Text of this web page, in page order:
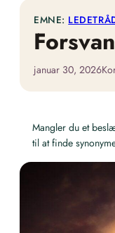
EMNE:
januar 30, 2026
Mangler du et
til at finde